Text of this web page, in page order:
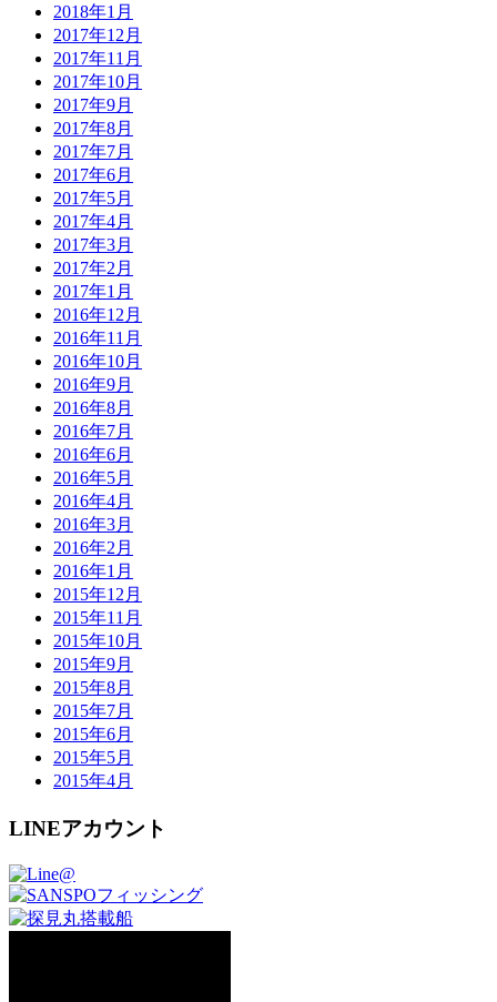
2018年1月
2017年12月
2017年11月
2017年10月
2017年9月
2017年8月
2017年7月
2017年6月
2017年5月
2017年4月
2017年3月
2017年2月
2017年1月
2016年12月
2016年11月
2016年10月
2016年9月
2016年8月
2016年7月
2016年6月
2016年5月
2016年4月
2016年3月
2016年2月
2016年1月
2015年12月
2015年11月
2015年10月
2015年9月
2015年8月
2015年7月
2015年6月
2015年5月
2015年4月
LINEアカウント